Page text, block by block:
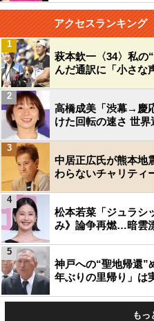
アクセスランキング
萩本欽一〈34〉私
んだ通訳に「小さな
1
高橋成美「渋幕→慶
けた回転の速さ 世
2
中居正広氏が熊本地
わらないチャリティ
3
松本若菜「ジュラシ
み》論争再燃…暗雲
4
神戸への“聖地帰還
年ぶりの里帰り」は
5
もっ